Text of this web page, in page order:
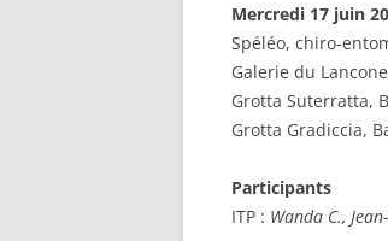
Mercredi 17 juin
Spéléo, chiro-
Galerie du
Grotta Suterratta,
Grotta Gradiccia,
Participants
ITP : Wanda C.,